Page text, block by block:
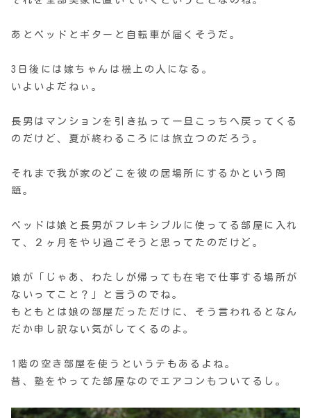
あとベッドとギターと自転車が届くそうだ。
3日後には嫁ちゃんは機上の人になる。
いよいよだねぃ。
長男はマンションを引き払って一旦こっちへ戻ってくる
のだけど、夏が終わるころには旅立つのだろう。
それまで我が家のどこを彼の居場所にするかという問
題。
ベッドは娘と長男がフレキシブルに使ってる部屋に入れ
て、２ヶ月をやり過ごそうと思ってたのだけど。
娘が「じゃあ、わたしが帰っても在宅で仕事する場所が
ないってこと？」と言うのでね。
もともとは娘の部屋だっただけに、そう言われるとなん
だか申し訳ない気がしてくるのよ。
1階の空き部屋を使うというテもあるよね。
昔、塾をやってた部屋なのでエアコンもついてるし。